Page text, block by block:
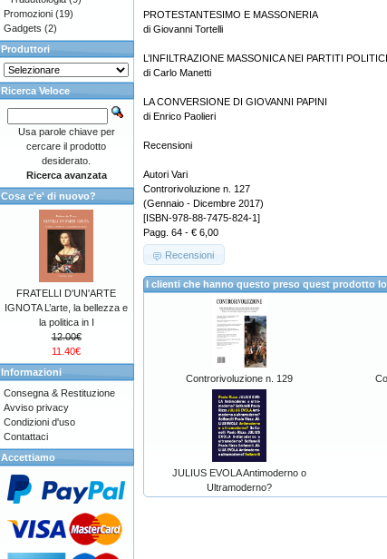
PROTESTANTESIMO E MASSONERIA
di Giovanni Tortelli
L’INFILTRAZIONE MASSONICA NEI PARTITI POLITICI
di Carlo Manetti
LA CONVERSIONE DI GIOVANNI PAPINI
di Enrico Paolieri
Recensioni
Autori Vari
Controrivoluzione n. 127
(Gennaio - Dicembre 2017)
[ISBN-978-88-7475-824-1]
Pagg. 64 - € 6,00
Recensioni
I clienti che hanno questo preso quest prodotto
Controrivoluzione n. 129
JULIUS EVOLA Antimoderno o
Ultramoderno?
Promozioni (19)
Gadgets (2)
Produttori
Ricerca Veloce
Usa parole chiave per
cercare il prodotto
desiderato.
Ricerca avanzata
Cosa c'e' di nuovo?
FRATELLI D'UN'ARTE
IGNOTA L’arte, la bellezza e
la politica in I
12.00€
11.40€
Informazioni
Consegna & Restituzione
Avviso privacy
Condizioni d'uso
Contattaci
Accettiamo